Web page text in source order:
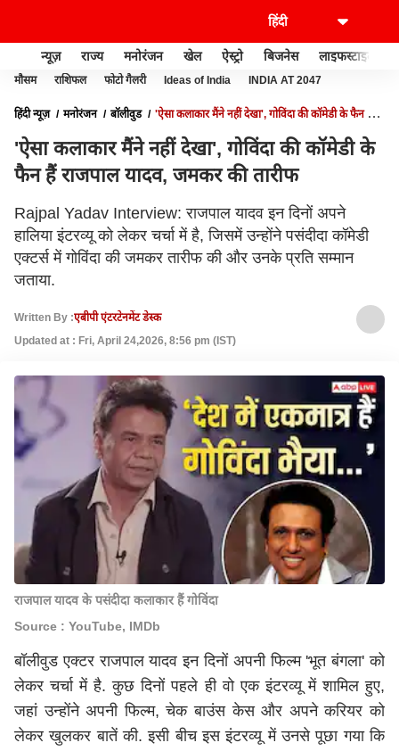
न्यूज़ राज्य मनोरंजन खेल ऐस्ट्रो बिजनेस लाइफस्टाइल
मौसम राशिफल फोटो गैलरी Ideas of India INDIA AT 2047
हिंदी न्यूज़ मनोरंजन बॉलीवुड
'ऐसा कलाकार मैंने नहीं देखा', गोविंदा की कॉमेडी के फैन हैं
'ऐसा कलाकार मैंने नहीं देखा', गोविंदा की कॉमेडी के
फैन हैं राजपाल यादव, जमकर की तारीफ
Rajpal Yadav Interview: राजपाल यादव इन दिनों अपने
हालिया इंटरव्यू को लेकर चर्चा में है, जिसमें उन्होंने पसंदीदा कॉमेडी
एक्टर्स में गोविंदा की जमकर तारीफ की और उनके प्रति सम्मान
जताया.
Written By :एबीपी एंटरटेनमेंट डेस्क
Updated at : Fri, April 24,2026, 8:56 pm (IST)
राजपाल यादव के पसंदीदा कलाकार हैं गोविंदा
Source : YouTube, IMDb
बॉलीवुड एक्टर राजपाल यादव इन दिनों अपनी फिल्म 'भूत बंगला' को
लेकर चर्चा में है. कुछ दिनों पहले ही वो एक इंटरव्यू में शामिल हुए,
जहां उन्होंने अपनी फिल्म, चेक बाउंस केस और अपने करियर को
लेकर खुलकर बातें की. इसी बीच इस इंटरव्यू में उनसे पूछा गया कि